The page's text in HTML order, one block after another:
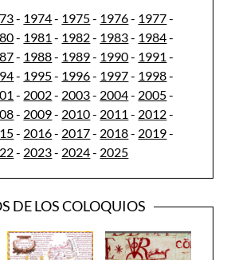
- 1974- 1975- 1976- 1977-
- 1981 - 1982- 1983- 1984-
- 1988- 1989- 1990- 1991 -
- 1995- 1996- 1997- 1998-
- 2002- 2003- 2004- 2005-
- 2009- 2010- 2011 - 2012-
- 2016- 2017- 2018- 2019-
- 2023- 2024- 2025
DE LOS COLOQUIOS